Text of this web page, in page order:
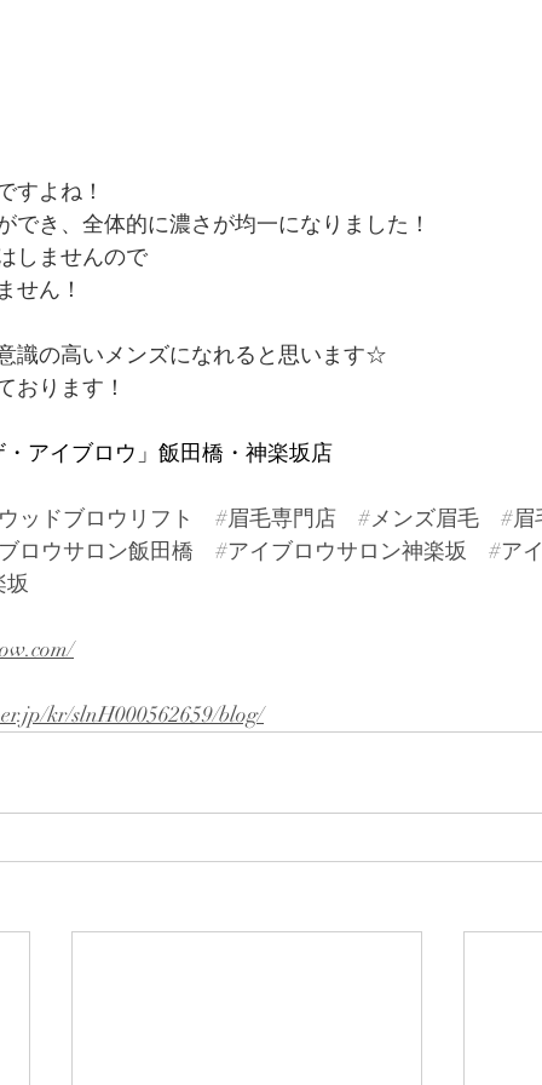
すよね！
でき、全体的に濃さが均一になりました！
しませんので
せん！
識の高いメンズになれると思います☆
おります！
アイブロウ」飯田橋・神楽坂店
ッドブロウリフト #眉毛専門店 #メンズ眉毛
#眉
ロウサロン飯田橋 #アイブロウサロン神楽坂
#ア
坂
kr/slnH000562659/blog/